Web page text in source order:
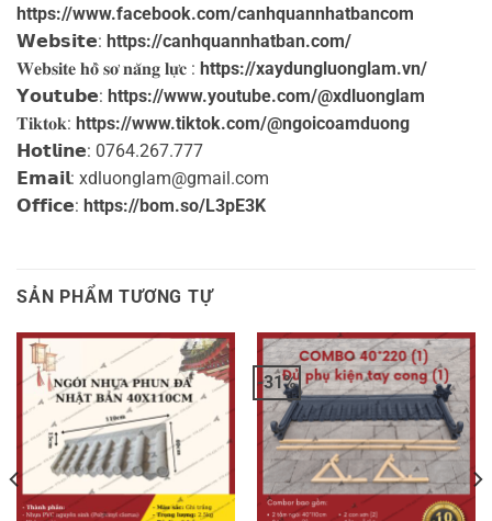
https://www.facebook.com/canhquannhatbancom
𝗪𝗲𝗯𝘀𝗶𝘁𝗲: https://canhquannhatban.com/
𝐖𝐞𝐛𝐬𝐢𝐭𝐞 𝐡𝐨̂̀ 𝐬𝐨̛ 𝐧𝐚̆𝐧𝐠 𝐥𝐮̛̣𝐜 : https://xaydungluonglam.vn/
𝗬𝗼𝘂𝘁𝘂𝗯𝗲: https://www.youtube.com/@xdluonglam
𝐓𝐢𝐤𝐭𝐨𝐤: https://www.tiktok.com/@ngoicoamduong
𝗛𝗼𝘁𝗹𝗶𝗻𝗲: 0764.267.777
𝗘𝗺𝗮𝗶𝗹: xdluonglam@gmail.com ️
𝗢𝗳𝗳𝗶𝗰𝗲: https://bom.so/L3pE3K
SẢN PHẨM TƯƠNG TỰ
-31%